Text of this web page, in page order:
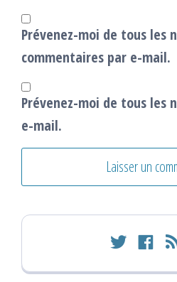
Prévenez-moi de tous les
commentaires par e-mail.
Prévenez-moi de tous les
e-mail.
twitter facebook
rss